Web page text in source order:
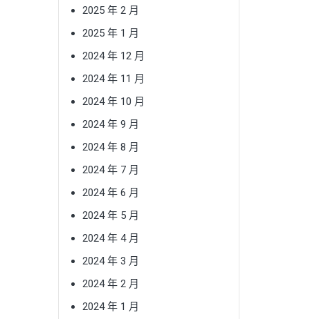
2025 年 2 月
2025 年 1 月
2024 年 12 月
2024 年 11 月
2024 年 10 月
2024 年 9 月
2024 年 8 月
2024 年 7 月
2024 年 6 月
2024 年 5 月
2024 年 4 月
2024 年 3 月
2024 年 2 月
2024 年 1 月